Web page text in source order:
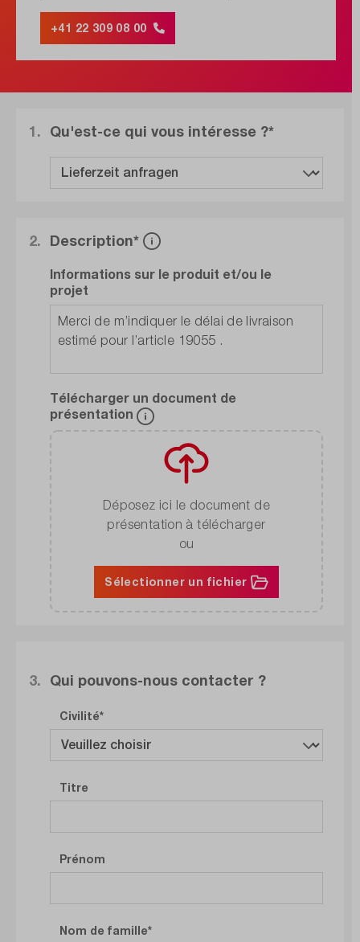
+41 22 309 08 00
Qu'est-ce qui vous intéresse ?*
1.
Description*
2.
Informations sur le produit et/ou le
projet
Télécharger un document de
présentation
Déposez ici le document de
présentation à télécharger
ou
Sélectionner un fichier
Qui pouvons-nous contacter ?
3.
Civilité
Titre
Prénom
Nom de famille